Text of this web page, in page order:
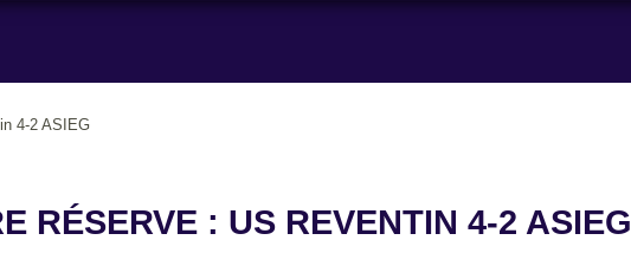
4-2 ASIEG
RÉSERVE : US REVENTIN 4-2 ASIEG